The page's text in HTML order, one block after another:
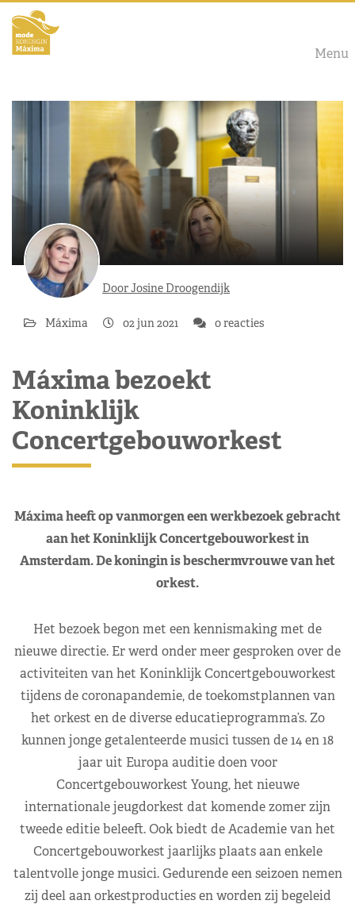
Menu
Door Josine Droogendijk
Máxima 02 jun 2021 0 reacties
Máxima bezoekt
Koninklijk
Concertgebouworkest
Máxima heeft op vanmorgen een werkbezoek gebracht
aan het Koninklijk Concertgebouworkest in
Amsterdam. De koningin is beschermvrouwe van het
orkest.
Het bezoek begon met een kennismaking met de
nieuwe directie. Er werd onder meer gesproken over de
activiteiten van het Koninklijk Concertgebouworkest
tijdens de coronapandemie, de toekomstplannen van
het orkest en de diverse educatieprogramma’s. Zo
kunnen jonge getalenteerde musici tussen de 14 en 18
jaar uit Europa auditie doen voor
Concertgebouworkest Young, het nieuwe
internationale jeugdorkest dat komende zomer zijn
tweede editie beleeft. Ook biedt de Academie van het
Concertgebouworkest jaarlijks plaats aan enkele
talentvolle jonge musici. Gedurende een seizoen nemen
zij deel aan orkestproducties en worden zij begeleid